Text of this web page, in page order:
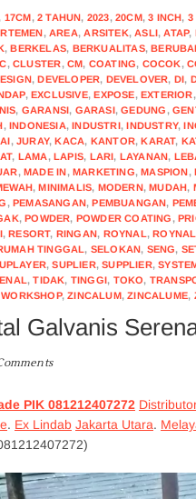
17CM, 2 TAHUN, 2023, 20CM,3 INCH, 3
,AREA,ARSITEK,ASLI,ATAP,
,BERKELAS, BERKUALITAS,
,CLUSTER, CM, COATING, COCOK,
,DEVELOPER, DEVELOVER, DI,
,EXCLUSIVE,EXPOSE, EXTERIOR,
, GARANSI, GARASI,GEDUNG ,
,INDONESIA,INDUSTRI,INDUSTRY,
,JURAY,KACA, KANTOR,KARAT,
, LAMA,LAPIS, LARI, LAYANAN,
,MADE IN, MARKETING,MASPION,
,MINIMALIS, MODERN,MUDAH,
,PEMASANGAN,PEMBUANGAN,
,POWDER, POWDER COATING ,
,RESORT, RINGAN, ROYNAL,
TINGGAL, SELOKAN, SENG,
,SUPLIER,SUPPLIER,
,TIDAK, TINGGI, TOKO,
WORKSHOP,ZINCALUM,ZINCALUME,
Galvanis
PIK 081212407272
. Ex Lindab Jakarta Utara.